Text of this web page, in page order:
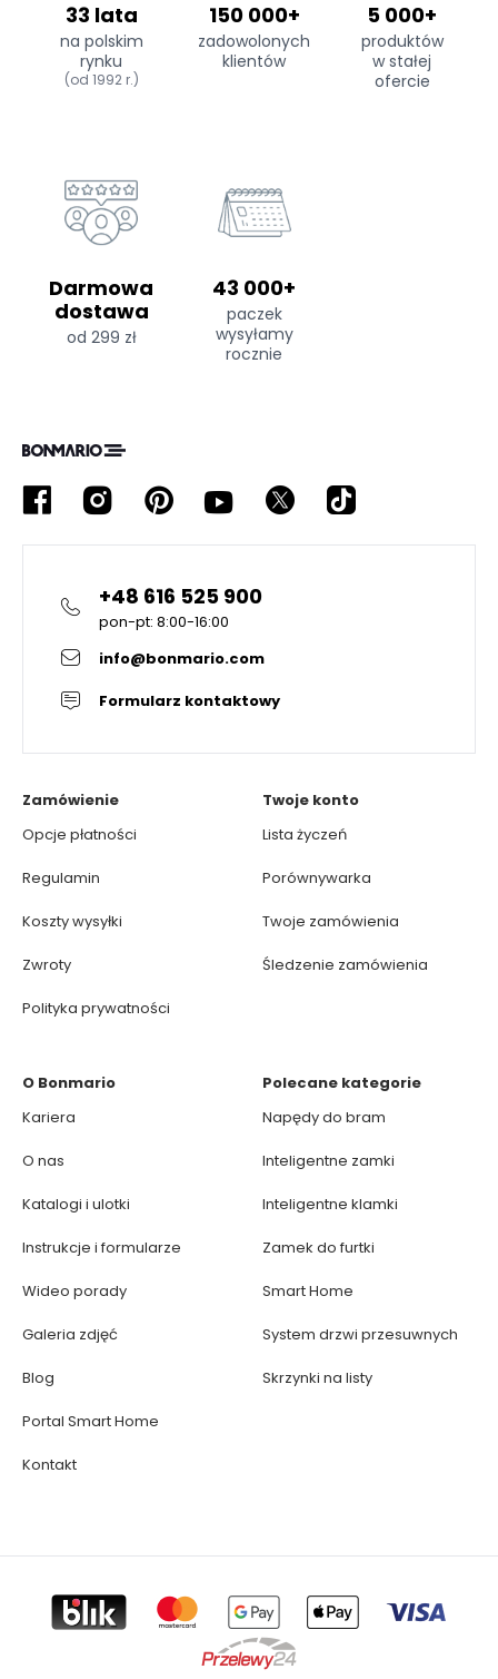
33 lata
na polskim
rynku
(od 1992 r.)
150 000+
zadowolonych
klientów
5 000+
produktów
w stałej
ofercie
Darmowa
dostawa
od 299 zł
43 000+
paczek
wysyłamy
rocznie
+48 616 525 900
pon-pt: 8:00-16:00
info@bonmario.com
Formularz kontaktowy
Zamówienie
Opcje płatności
Regulamin
Koszty wysyłki
Zwroty
Polityka prywatności
Twoje konto
Lista życzeń
Porównywarka
Twoje zamówienia
Śledzenie zamówienia
O Bonmario
Kariera
O nas
Katalogi i ulotki
Instrukcje i formularze
Wideo porady
Galeria zdjęć
Blog
Portal Smart Home
Kontakt
Polecane kategorie
Napędy do bram
Inteligentne zamki
Inteligentne klamki
Zamek do furtki
Smart Home
System drzwi przesuwnych
Skrzynki na listy